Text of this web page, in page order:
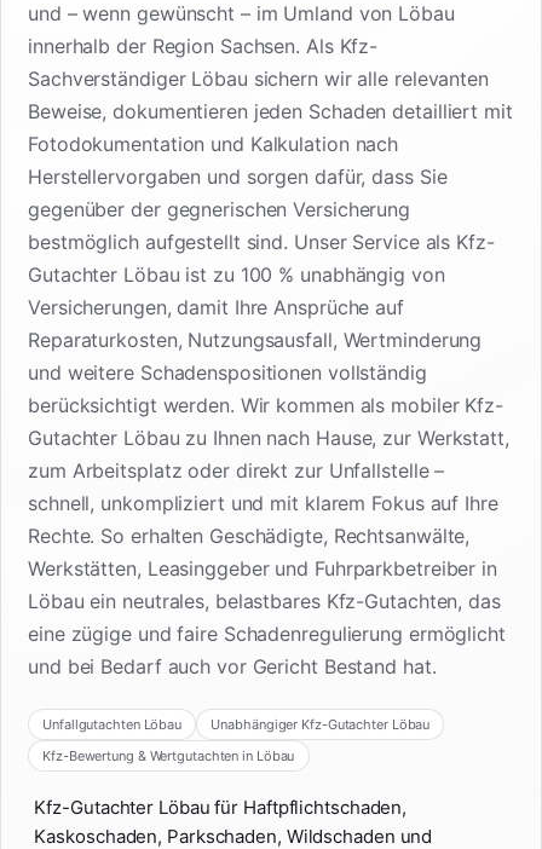
und – wenn gewünscht – im Umland von Löbau
innerhalb der Region Sachsen. Als Kfz-
Sachverständiger Löbau sichern wir alle relevanten
Beweise, dokumentieren jeden Schaden detailliert mit
Fotodokumentation und Kalkulation nach
Herstellervorgaben und sorgen dafür, dass Sie
gegenüber der gegnerischen Versicherung
bestmöglich aufgestellt sind. Unser Service als Kfz-
Gutachter Löbau ist zu 100 % unabhängig von
Versicherungen, damit Ihre Ansprüche auf
Reparaturkosten, Nutzungsausfall, Wertminderung
und weitere Schadenspositionen vollständig
berücksichtigt werden. Wir kommen als mobiler Kfz-
Gutachter Löbau zu Ihnen nach Hause, zur Werkstatt,
zum Arbeitsplatz oder direkt zur Unfallstelle –
schnell, unkompliziert und mit klarem Fokus auf Ihre
Rechte. So erhalten Geschädigte, Rechtsanwälte,
Werkstätten, Leasinggeber und Fuhrparkbetreiber in
Löbau ein neutrales, belastbares Kfz-Gutachten, das
eine zügige und faire Schadenregulierung ermöglicht
und bei Bedarf auch vor Gericht Bestand hat.
Unfallgutachten Löbau
Unabhängiger Kfz-Gutachter Löbau
Kfz-Bewertung & Wertgutachten in Löbau
Kfz-Gutachter Löbau für Haftpflichtschaden,
Kaskoschaden, Parkschaden, Wildschaden und